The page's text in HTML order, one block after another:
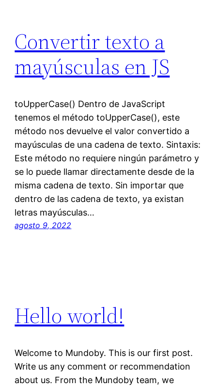
Convertir texto a
mayúsculas en JS
toUpperCase() Dentro de JavaScript
tenemos el método toUpperCase(), este
método nos devuelve el valor convertido a
mayúsculas de una cadena de texto. Sintaxis:
Este método no requiere ningún parámetro y
se lo puede llamar directamente desde de la
misma cadena de texto. Sin importar que
dentro de las cadena de texto, ya existan
letras mayúsculas…
agosto 9, 2022
Hello world!
Welcome to Mundoby. This is our first post.
Write us any comment or recommendation
about us. From the Mundoby team, we